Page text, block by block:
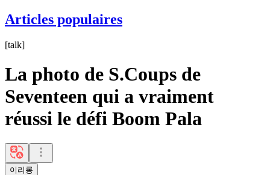
Articles populaires
[talk]
La photo de S.Coups de
Seventeen qui a vraiment
réussi le défi Boom Pala
이리롱